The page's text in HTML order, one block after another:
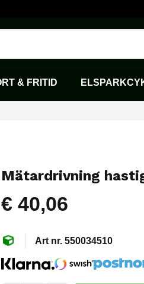
& FRITID
Mätardrivning
€ 40,06
550034510